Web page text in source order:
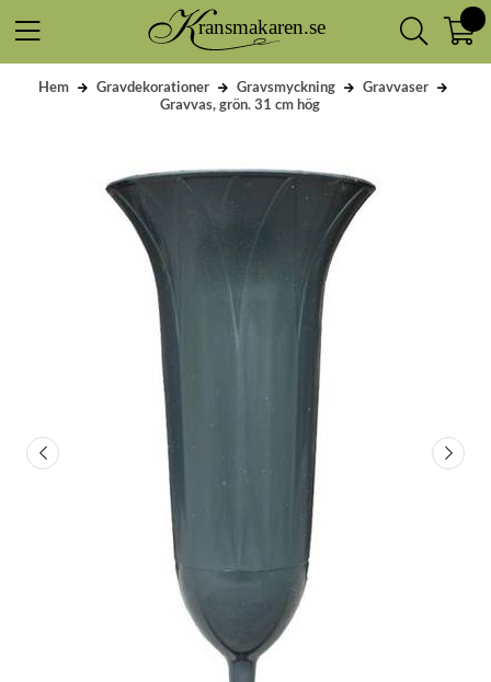
Hem Gravdekorationer Gravsmyckning
Gravvaser
Gravvas, grön. 31 cm hög